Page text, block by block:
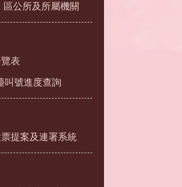
區公所及所屬機關
表
叫號進度查詢
提案及連署系統